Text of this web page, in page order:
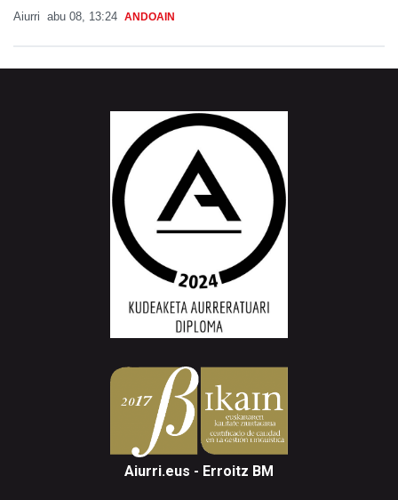
Aiurri abu 08, 13:24 ANDOAIN
Aiurri.eus - Erroitz BM